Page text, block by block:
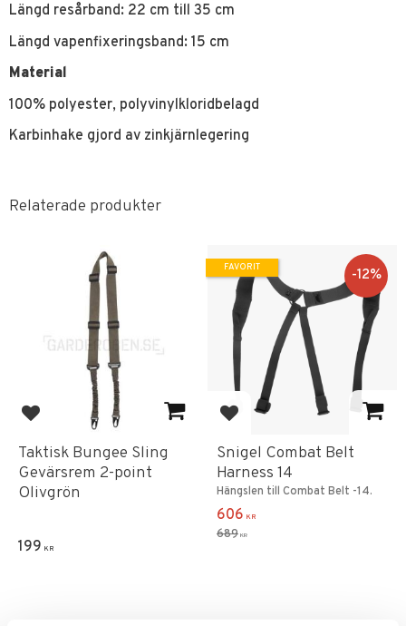
Längd resårband: 22 cm till 35 cm
Längd vapenfixeringsband: 15 cm
Material
100% polyester, polyvinylkloridbelagd
Karbinhake gjord av zinkjärnlegering
Relaterade produkter
Lägg till i favoriter
Taktisk Bungee Sling
Gevärsrem 2-point
Olivgrön
199 KR
Lägg till i favoriter
Snigel Combat Belt
Harness 14
Hängslen till Combat Belt -14.
606 KR
689 KR
12%
FAVORIT